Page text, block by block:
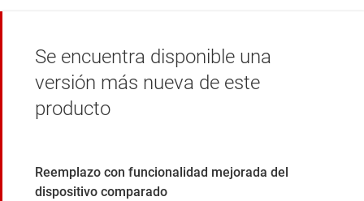
Se encuentra disponible una
versión más nueva de este
producto
Reemplazo con funcionalidad mejorada del
dispositivo comparado